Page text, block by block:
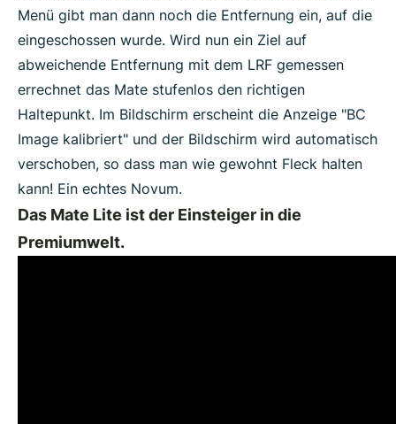
Menü gibt man dann noch die Entfernung ein, auf die
eingeschossen wurde. Wird nun ein Ziel auf
abweichende Entfernung mit dem LRF gemessen
errechnet das Mate stufenlos den richtigen
Haltepunkt. Im Bildschirm erscheint die Anzeige "BC
Image kalibriert" und der Bildschirm wird automatisch
verschoben, so dass man wie gewohnt Fleck halten
kann! Ein echtes Novum.
Das Mate Lite ist der Einsteiger in die
Premiumwelt.